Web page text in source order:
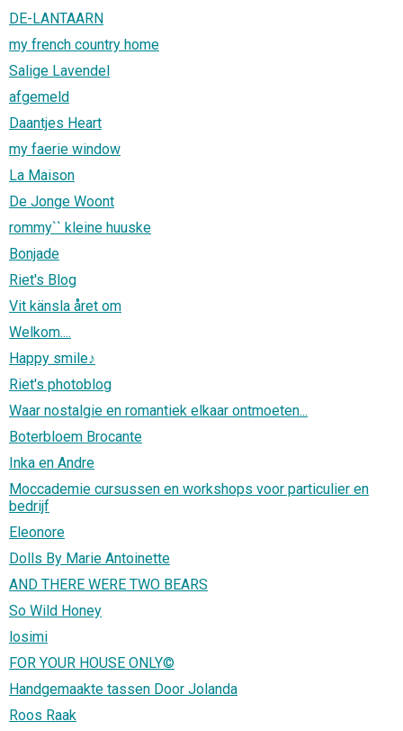
DE-LANTAARN
my french country home
Salige Lavendel
afgemeld
Daantjes Heart
my faerie window
La Maison
De Jonge Woont
rommy`` kleine huuske
Bonjade
Riet's Blog
Vit känsla året om
Welkom....
Happy smile♪
Riet's photoblog
Waar nostalgie en romantiek elkaar ontmoeten...
Boterbloem Brocante
Inka en Andre
Moccademie cursussen en workshops voor particulier en
bedrijf
Eleonore
Dolls By Marie Antoinette
AND THERE WERE TWO BEARS
So Wild Honey
losimi
FOR YOUR HOUSE ONLY©
Handgemaakte tassen Door Jolanda
Roos Raak